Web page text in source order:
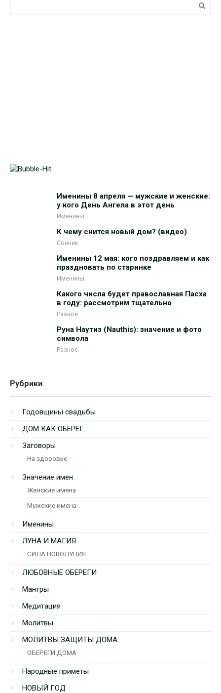
Именины 8 апреля — мужские и женские:
у кого День Ангела в этот день
Именины
К чему снится новый дом? (видео)
Сонник
Именины 12 мая: кого поздравляем и как
праздновать по старинке
Именины
Какого числа будет православная Пасха
в году: рассмотрим тщательно
Разное
Руна Наутиз (Nauthis): значение и фото
символа
Разное
Рубрики
Годовщины свадьбы
ДОМ КАК ОБЕРЕГ
Заговоры
На здоровье
Значение имен
Женские имена
Мужские имена
Именины
ЛУНА И МАГИЯ
СИЛА НОВОЛУНИЯ
ЛЮБОВНЫЕ ОБЕРЕГИ
Мантры
Медитация
Молитвы
МОЛИТВЫ ЗАЩИТЫ ДОМА
ОБЕРЕГИ ДОМА
Народные приметы
НОВЫЙ ГОД